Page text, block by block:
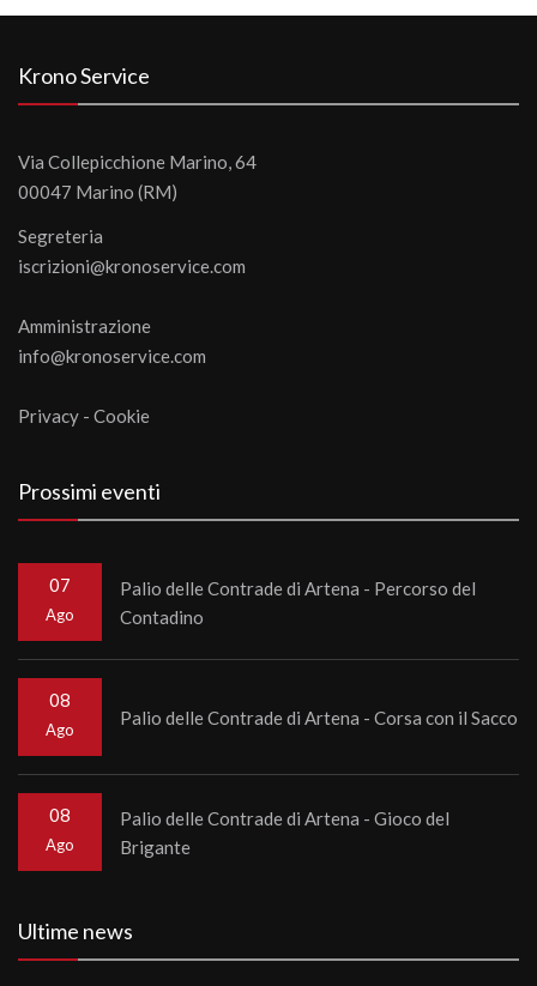
Krono Service
Via Collepicchione Marino, 64
00047 Marino (RM)
Segreteria
iscrizioni@kronoservice.com
Amministrazione
info@kronoservice.com
Privacy - Cookie
Prossimi eventi
07
Ago
Palio delle Contrade di Artena - Percorso del
Contadino
08
Ago
Palio delle Contrade di Artena - Corsa con il Sacco
08
Ago
Palio delle Contrade di Artena - Gioco del
Brigante
Ultime news